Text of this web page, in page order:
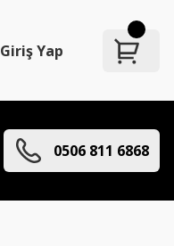
Giriş Yap
0506 811 6868